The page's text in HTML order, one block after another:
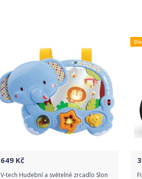
649 Kč
V-tech Hudební a světelné zrcadlo Slon